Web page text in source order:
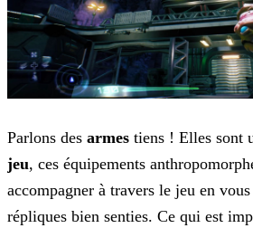
Parlons des armes tiens ! Elles sont
jeu, ces équipements
accompagner à travers le jeu en
répliques bien senties. Ce qui est